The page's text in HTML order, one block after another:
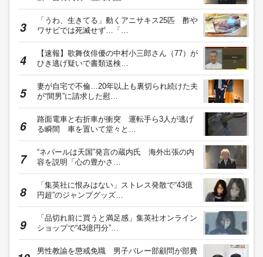
「うわ、生きてる」動くアニサキス25匹 酢や
ワサビでは死滅せず…「…
【速報】歌舞伎俳優の中村小三郎さん（77）が
ひき逃げ疑いで書類送検…
妻が自宅で不倫…20年以上も裏切られ続けた夫
が“間男”に請求した慰…
路面電車と右折車が衝突 運転手ら3人が逃げ
る瞬間 車を置いて堂々と…
“ネパールは天国”発言の蔵内氏 海外出張の内
容を説明「心の豊かさ…
「集英社に恨みはない」ストレス発散で“43億
円超”のジャンプグッズ…
「品切れ前に買うと満足感」集英社オンライン
ショップで“43億円分”…
男性教諭を懲戒免職 男子バレー部顧問が部費